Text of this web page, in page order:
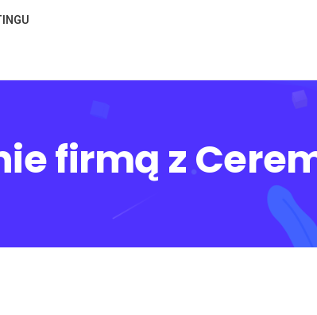
firmą z